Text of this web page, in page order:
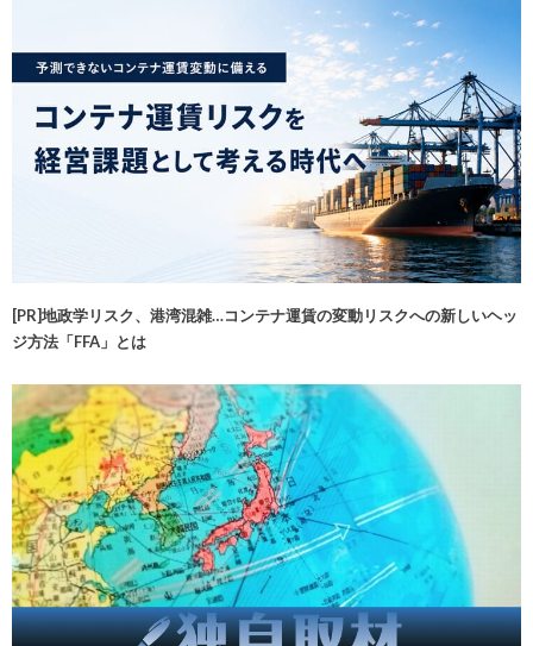
[PR]地政学リスク、港湾混雑…コンテナ運賃の変動リスクへの新しいヘッ
ジ方法「FFA」とは